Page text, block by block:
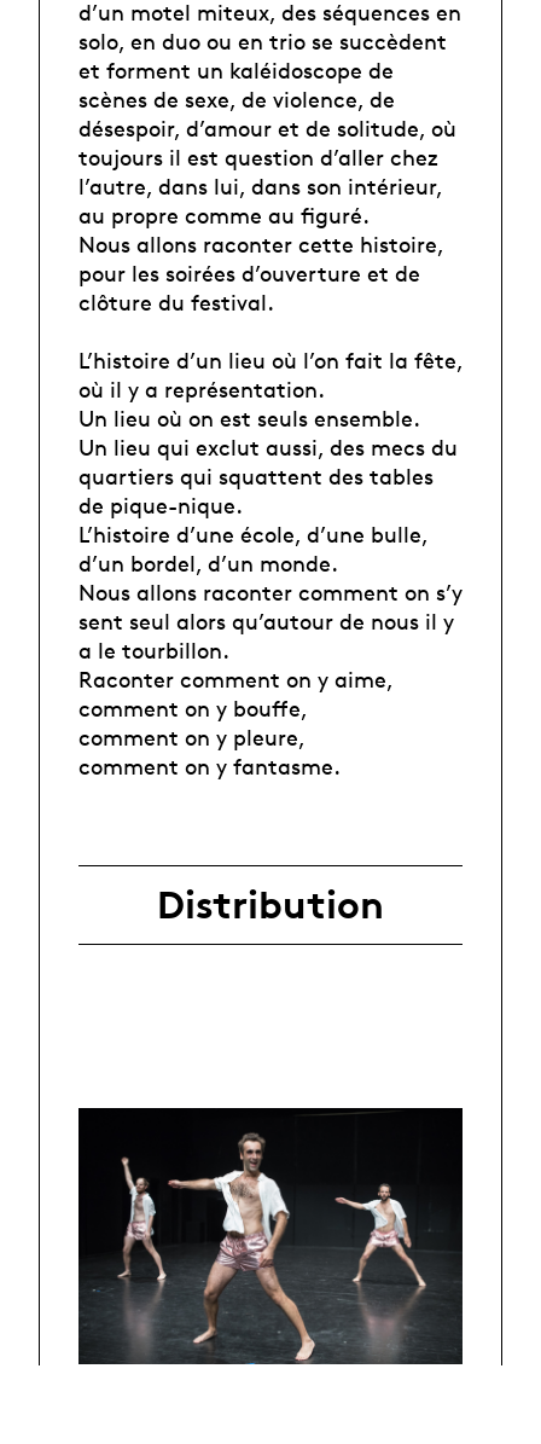
d’un motel miteux, des séquences en
solo, en duo ou en trio se succèdent
et forment un kaléidoscope de
scènes de sexe, de violence, de
désespoir, d’amour et de solitude, où
toujours il est question d’aller chez
l’autre, dans lui, dans son intérieur,
au propre comme au figuré.
Nous allons raconter cette histoire,
pour les soirées d’ouverture et de
clôture du festival.
L’histoire d’un lieu où l’on fait la fête,
où il y a représentation.
Un lieu où on est seuls ensemble.
Un lieu qui exclut aussi, des mecs du
quartiers qui squattent des tables
de pique-nique.
L’histoire d’une école, d’une bulle,
d’un bordel, d’un monde.
Nous allons raconter comment on s’y
sent seul alors qu’autour de nous il y
a le tourbillon.
Raconter comment on y aime,
comment on y bouffe,
comment on y pleure,
comment on y fantasme.
Distribution